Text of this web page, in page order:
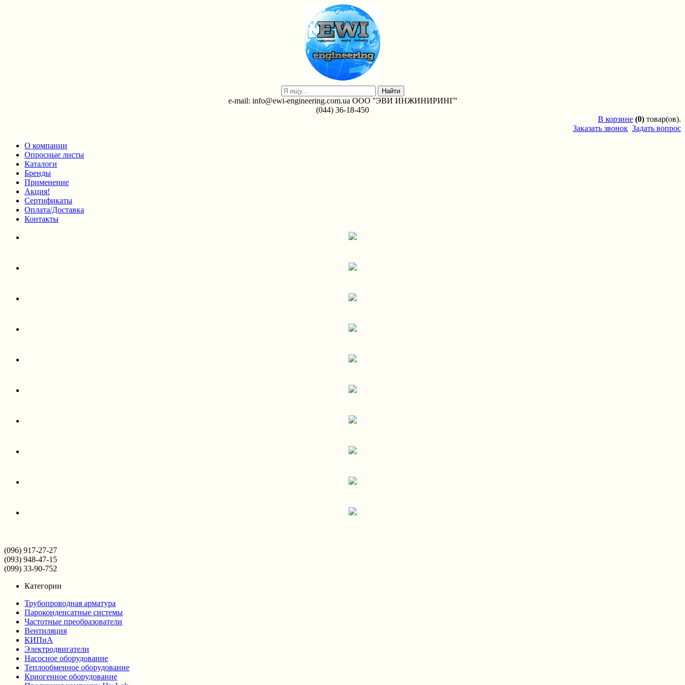
e-mail: info@ewi-engineering.com.ua ООО ''ЭВИ ИНЖИНИРИНГ''
(044) 36-18-450
В корзине (0) товар(ов).
Заказать звонок Задать вопрос
О компании
Опросные листы
Каталоги
Бренды
Применение
Акция!
Сертификаты
Оплата/Доставка
Контакты
(096) 917-27-27
(093) 948-47-15
(099) 33-90-752
Категории
Трубопроводная арматура
Пароконденсатные системы
Частотные преобразователи
Вентиляция
КИПиА
Электродвигатели
Насосное оборудование
Теплообменное оборудование
Криогенное оборудование